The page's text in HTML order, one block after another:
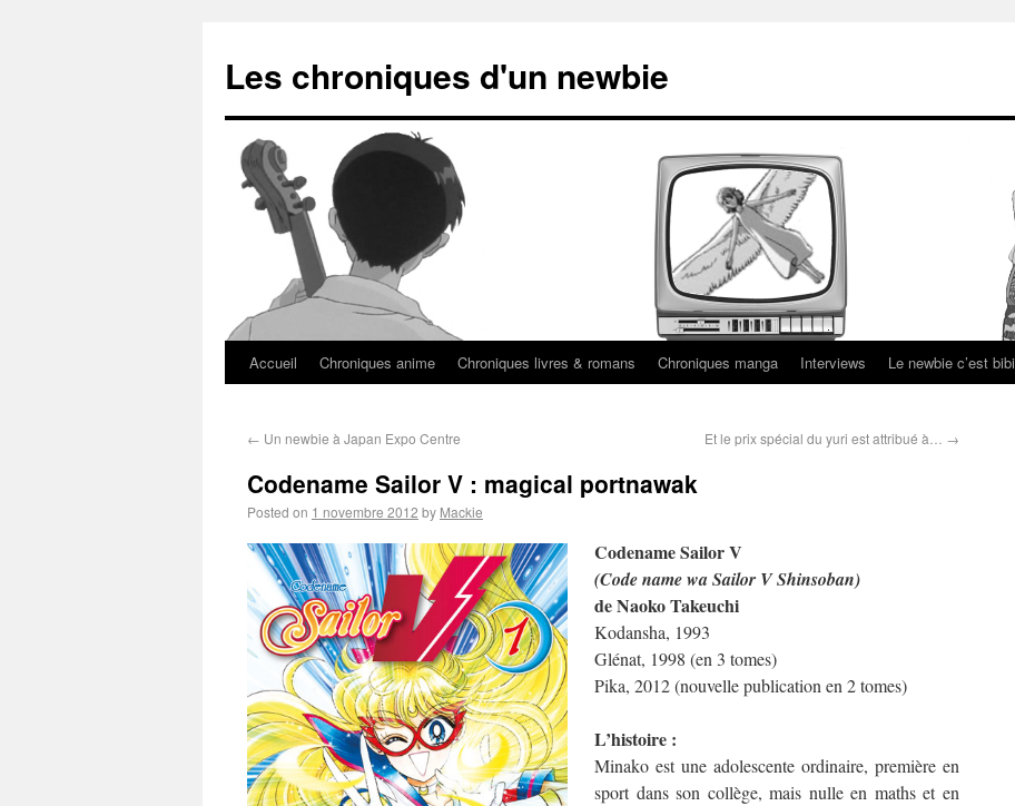
Les chroniques d'un newbie
Accueil Chroniques anime Chroniques livres & romans Chroniques manga Interviews Le newbie c’est bibi
← Un newbie à Japan Expo Centre Et le prix spécial du yuri est attribué à… →
Codename Sailor V : magical portnawak
Posted on 1 novembre 2012 by Mackie
Codename Sailor V
(Code name wa Sailor V Shinsoban)
de Naoko Takeuchi
Kodansha, 1993
Glénat, 1998 (en 3 tomes)
Pika, 2012 (nouvelle publication en 2 tomes)
L’histoire :
Minako est une adolescente ordinaire, première en
sport dans son collège, mais nulle en maths et en